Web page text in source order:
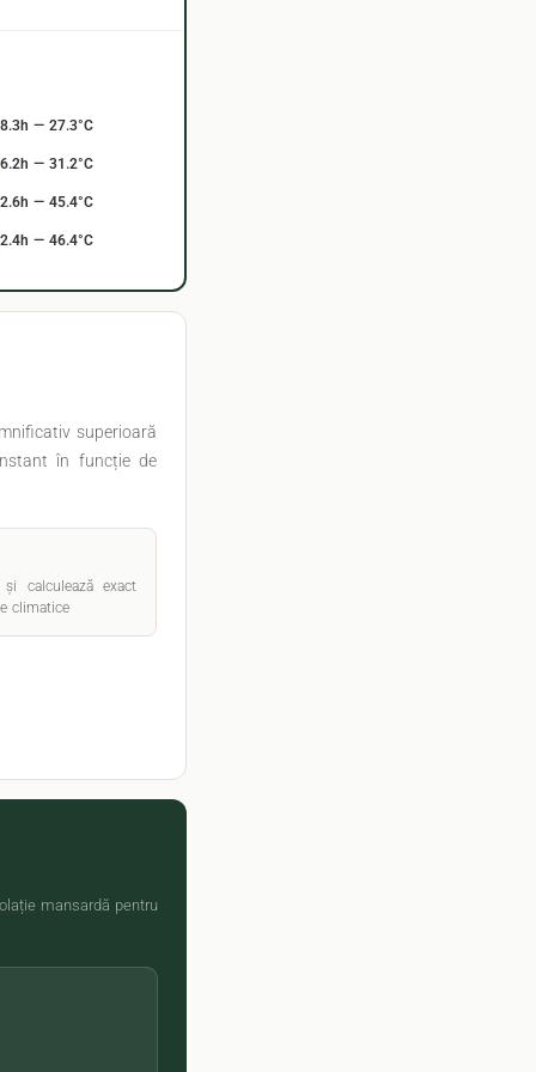
8.3h — 27.3°C
6.2h — 31.2°C
2.6h — 45.4°C
2.4h — 46.4°C
superioară
în funcție de
calculează exact
climatice
mansardă pentru